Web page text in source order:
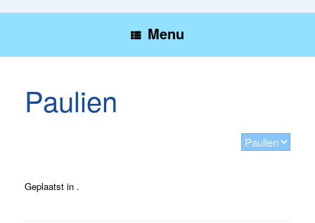
Menu
Paulien
Geplaatst in .